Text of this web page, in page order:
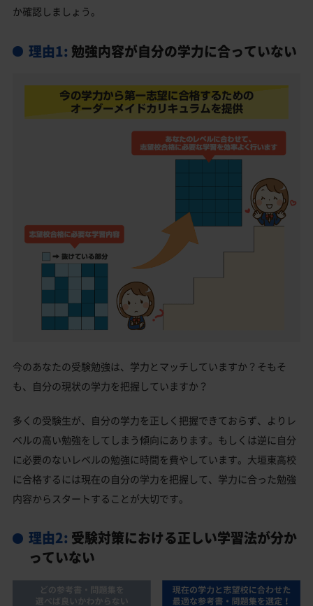
か確認しましょう。
理由1: 勉強内容が自分の学力に合っていない
今のあなたの受験勉強は、学力とマッチしていますか？そもそ
も、自分の現状の学力を把握していますか？
多くの受験生が、自分の学力を正しく把握できておらず、よりレ
ベルの高い勉強をしてしまう傾向にあります。もしくは逆に自分
に必要のないレベルの勉強に時間を費やしています。大垣東高校
に合格するには現在の自分の学力を把握して、学力に合った勉強
内容からスタートすることが大切です。
理由2: 受験対策における正しい学習法が分か
っていない